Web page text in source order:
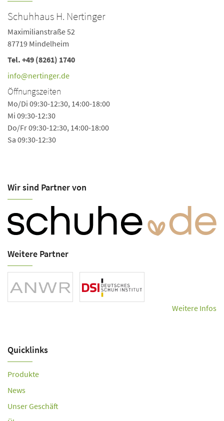
Schuhhaus H. Nertinger
Maximilianstraße 52
87719 Mindelheim
Tel. +49 (8261) 1740
info@nertinger.de
Öffnungszeiten
Mo/Di 09:30-12:30, 14:00-18:00
Mi 09:30-12:30
Do/Fr 09:30-12:30, 14:00-18:00
Sa 09:30-12:30
Wir sind Partner von
Weitere Partner
Weitere Infos
Quicklinks
Produkte
News
Unser Geschäft